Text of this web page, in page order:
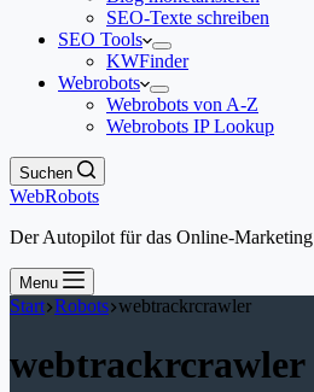
SEO-Texte schreiben
SEO Tools
KWFinder
Webrobots
Webrobots von A-Z
Webrobots IP Lookup
Suchen
WebRobots
Der Autopilot für das Online-Marketing
Menu
Start Robots webtrackrcrawler
webtrackrcrawler